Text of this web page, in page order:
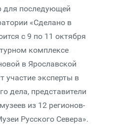
для последующей
«Сделано в
c 9 по 11 октября
комплексе
в Ярославской
участие эксперты в
дела, представители
из 12 регионов-
Русского Севера».